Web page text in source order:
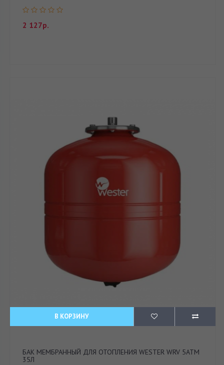
2 127р.
В КОРЗИНУ
БАК МЕМБРАННЫЙ ДЛЯ ОТОПЛЕНИЯ WESTER WRV 5АТМ
35Л